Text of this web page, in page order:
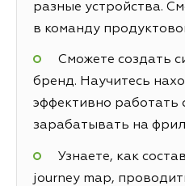
разные устройства.
в команду
Сможете создать
бренд. Научитесь
эффективно работать
зарабатывать на
Узнаете, как
journey map,